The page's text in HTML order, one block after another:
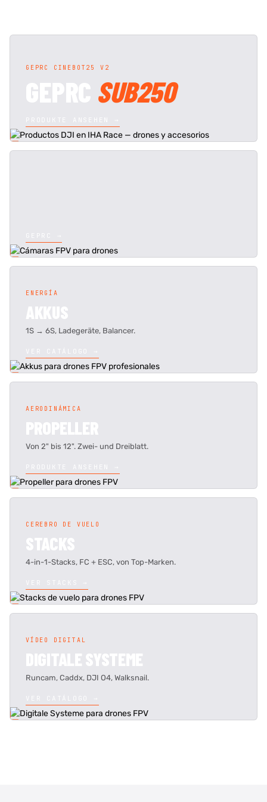
GEPRC CINEBOT25 V2
SUB250
ENERGÍA
1S → 6S, Ladegeräte, Balancer.
AERODINÁMICA
Von 2" bis 12". Zwei- und Dreiblatt.
CEREBRO DE VUELO
4-in-1-Stacks, FC + ESC, von Top-Marken.
VÍDEO DIGITAL
Runcam, Caddx, DJI O4, Walksnail.